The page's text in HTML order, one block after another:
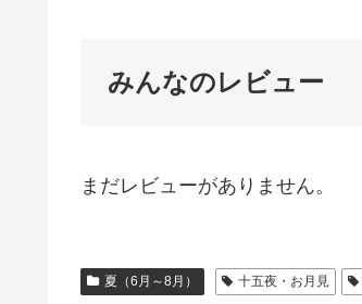
みんなのレビュー
まだレビューがありません。
夏（6月～8月） 十五夜・お月見